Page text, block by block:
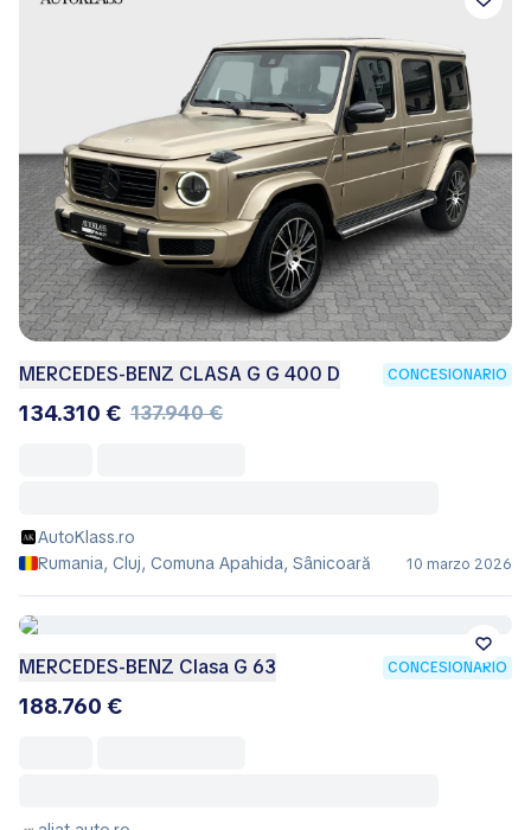
MERCEDES-BENZ CLASA G G 400 D CONCESIONARIO
134.310 € 137.940 €
AutoKlass.ro
Rumania, Cluj, Comuna Apahida, Sânicoară
10 marzo 2026
MERCEDES-BENZ Clasa G 63 CONCESIONARIO
188.760 €